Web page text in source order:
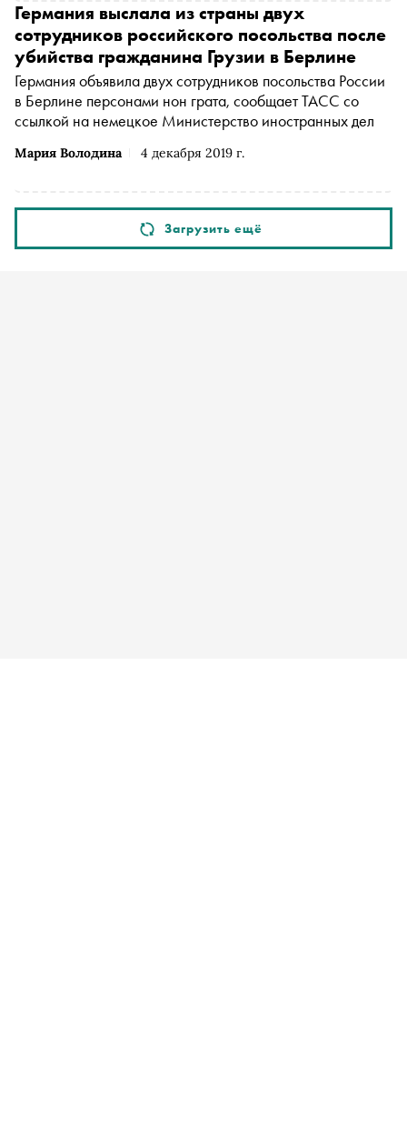
Мария Володина 4 декабря 2019 г.
Германия выслала из страны двух
сотрудников российского посольства после
убийства гражданина Грузии в Берлине
Германия объявила двух сотрудников посольства России
в Берлине персонами нон грата, сообщает ТАСС со
ссылкой на немецкое Министерство иностранных дел
Загрузить ещё